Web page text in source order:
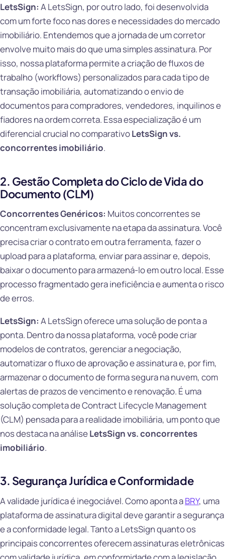
LetsSign: A LetsSign, por outro lado, foi desenvolvida
com um forte foco nas dores e necessidades do mercado
imobiliário. Entendemos que a jornada de um corretor
envolve muito mais do que uma simples assinatura. Por
isso, nossa plataforma permite a criação de fluxos de
trabalho (workflows) personalizados para cada tipo de
transação imobiliária, automatizando o envio de
documentos para compradores, vendedores, inquilinos e
fiadores na ordem correta. Essa especialização é um
diferencial crucial no comparativoLetsSign vs.
concorrentes imobiliário.
2. Gestão Completa do Ciclo de Vida do
Documento (CLM)
Concorrentes Genéricos: Muitos concorrentes se
concentram exclusivamente na etapa da assinatura. Você
precisa criar o contrato em outra ferramenta, fazer o
upload para a plataforma, enviar para assinar e, depois,
baixar o documento para armazená-lo em outro local. Esse
processo fragmentado gera ineficiência e aumenta o risco
de erros.
LetsSign: A LetsSign oferece uma solução de ponta a
ponta. Dentro da nossa plataforma, você pode criar
modelos de contratos, gerenciar a negociação,
automatizar o fluxo de aprovação e assinatura e, por fim,
armazenar o documento de forma segura na nuvem, com
alertas de prazos de vencimento e renovação. É uma
solução completa de Contract Lifecycle Management
(CLM) pensada para a realidade imobiliária, um ponto que
nos destaca na análiseLetsSign vs. concorrentes
imobiliário.
3. Segurança Jurídica e Conformidade
A validade jurídica é inegociável. Como aponta aBRY, uma
plataforma de assinatura digital deve garantir a segurança
e a conformidade legal. Tanto a LetsSign quanto os
principais concorrentes oferecem assinaturas eletrônicas